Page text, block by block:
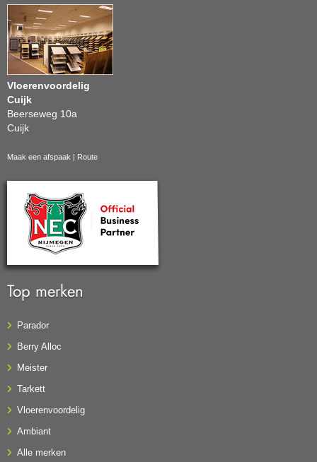
Vloerenvoordelig
Cuijk
Beerseweg 10a
Cuijk
Maak een afspaak Route
Top merken
Parador
Berry Alloc
Meister
Tarkett
Vloerenvoordelig
Ambiant
Alle merken